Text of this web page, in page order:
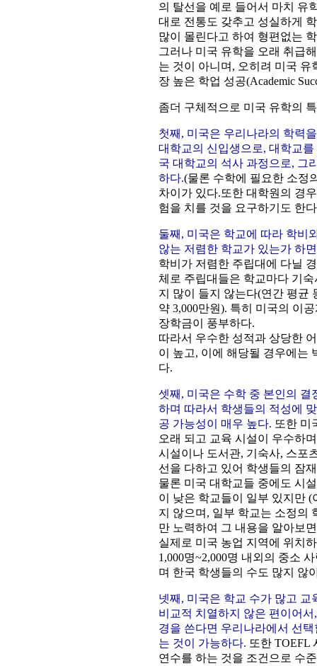
의 탈선을 예로 들어서 마치 유
대로 전통도 갖추고 성실하게
많이 몰린다고 하여 형편없는
그러나 미국 유학을 오래 취급
는 것이 아니며, 오히려 미국
장 높은 학업 성공(Academic
좀더 구체적으로 미국 유학의
첫째, 미국은 우리나라의 학력
대학교의 신입생으로, 대학교
국 대학교의 석사 과정으로, 그
하다.(물론 수학에 필요한 소정
차이가 있다.또한 대학원의 경
험을 치를 것을 요구하기도 한
둘째, 미국은 학교에 따라 학비
않는 저렴한 학교가 있는가 하
학비가 저렴한 주립대에 다닐
체로 주립대들은 학교마다 기
지 많이 들지 않는다(연간 평균
약 3,000만원). 특히 미국의 이
장학금이 풍부하다.
따라서 우수한 성적과 상당한
이 높고, 이에 해당될 경우에는
다.
셋째, 미국은 수학 중 본인의
하며 따라서 학생들의 적성에
공 가능성이 매우 높다. 또한 미
오래 되고 교육 시설이 우수하
시설이나 도서관, 기숙사, 스포
선을 다하고 있어 학생들의 잠
물론 미국 대학교들 중에도 시
이 낮은 학교들이 일부 있지만
지 않으며, 일부 학교는 소정의
만 노력하여 그 내용을 알아보
실제로 미국 농업 지역에 위치
1,000명~2,000명 내외의 중소
며 한국 학생들의 수도 많지 않
넷째, 미국은 학교 수가 많고
비교적 치열하지 않은 편이어
경을 쓴다면 우리나라에서 선
는 것이 가능하다. 또한 TOEFL
연수를 하는 것을 조건으로 수준